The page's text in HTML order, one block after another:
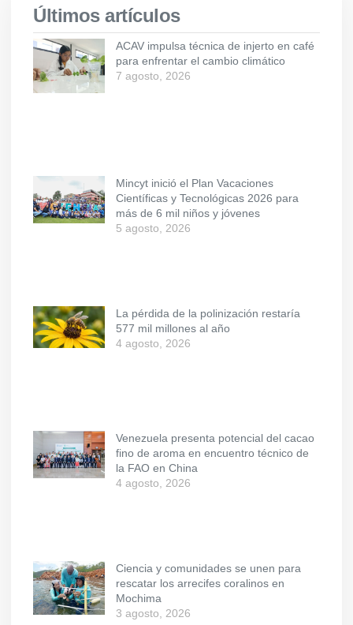
Últimos artículos
ACAV impulsa técnica de injerto en café
para enfrentar el cambio climático
7 agosto, 2026
Mincyt inició el Plan Vacaciones
Científicas y Tecnológicas 2026 para
más de 6 mil niños y jóvenes
5 agosto, 2026
La pérdida de la polinización restaría
577 mil millones al año
4 agosto, 2026
Venezuela presenta potencial del cacao
fino de aroma en encuentro técnico de
la FAO en China
4 agosto, 2026
Ciencia y comunidades se unen para
rescatar los arrecifes coralinos en
Mochima
3 agosto, 2026